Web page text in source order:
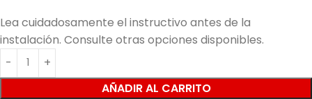
Lea cuidadosamente el instructivo antes de la
instalación. Consulte otras opciones disponibles.
AÑADIR AL CARRITO